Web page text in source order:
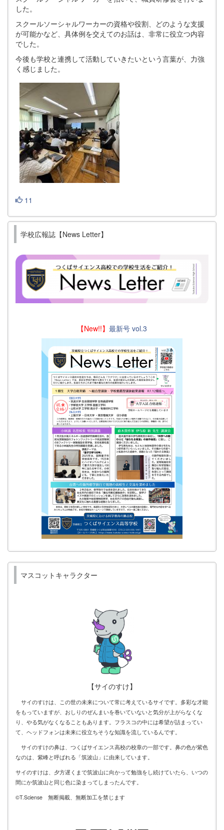
した。
スクールソーシャルワーカーの資格や役割、どのような支援
が可能かなど、具体例を交えてのお話は、非常に役立つ内容
でした。
今後も学校と連携して活動していきたいという言葉が、力強
く感じました。
11
学校広報誌【News Letter】
【New!!】 最新号 vol.3
マスコットキャラクター
【サイのすけ】
サイのすけは、この世の未来について常に考えているサイです。多彩な才能
をもっていますが、おしりのぜんまいを巻いていないと気分が上がらなくな
り、やる気がなくなることもあります。フラスコの中には希望が詰まってい
て、ヘッドフォンは未来に役立ちそうな知識を流しているんです。
サイのすけの鼻は、つくばサイエンス高校の校章の一部です。鼻の色が紫色
なのは、紫峰と呼ばれる「筑波山」に由来しています。
サイのすけは、夕方遅くまで筑波山に向かって勉強をし続けていたら、いつの
間にか筑波山と同じ色に染まってしまったんです。
©T.Sciense 無断掲載、無断加工を禁じます